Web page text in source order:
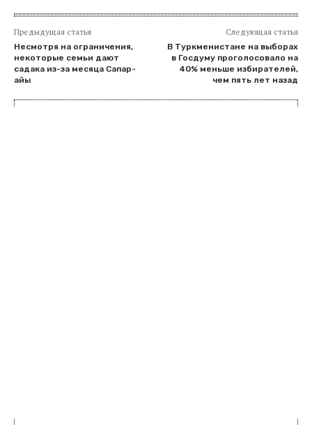
Предыдущая статья
Несмотря на ограничения,
некоторые семьи дают
садака из-за месяца Сапар-
айы
Следующая статья
В Туркменистане на выборах
в Госдуму проголосовало на
40% меньше избирателей,
чем пять лет назад